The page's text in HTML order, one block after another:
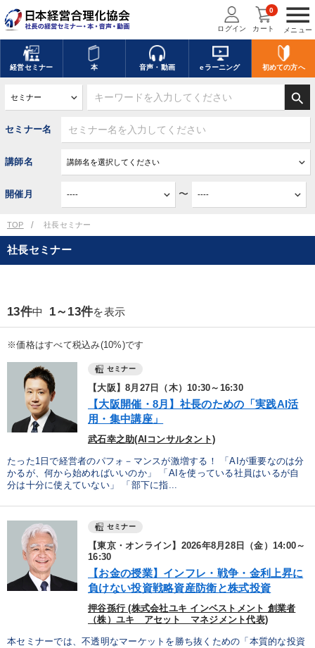
menu
メニュー
ログイン カート
0
経営セミナー 本 音声・動画 eラーニング 初めての方へ
search
セミナー名
講師名
開催月 〜
TOP 社長セミナー
社長セミナー
13件中 1～13件を表示
※価格はすべて税込み(10%)です
セミナー
【大阪】8月27日（木）10:30～16:30
【大阪開催・8月】社長のための「実践AI活
用・集中講座」
武石幸之助(AIコンサルタント)
たった1日で経営者のパフォ－マンスが激増する！ 「AIが重要なのは分
かるが、何から始めればいいのか」 「AIを使っている社員はいるが自
分は十分に使えていない」 「部下に指...
セミナー
【東京・オンライン】2026年8月28日（金）14:00～
16:30
【お金の授業】インフレ・戦争・金利上昇に
負けない投資戦略資産防衛と株式投資
押谷孫行 (株式会社ユキ インベストメント 創業者
（株）ユキ アセット マネジメント代表)
本セミナーでは、不透明なマーケットを勝ち抜くための「本質的な投資